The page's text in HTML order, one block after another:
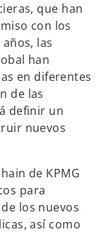
que han
con los
las
han
en diferentes
de las
definir un
nuevos
de KPMG
para
los nuevos
así como